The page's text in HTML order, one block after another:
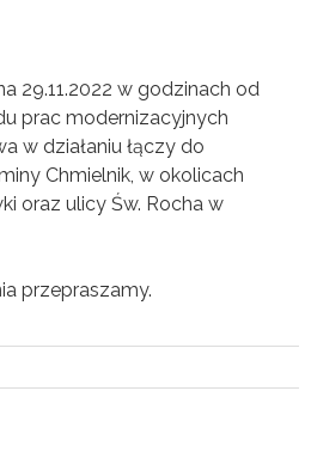
29.11.2022 w godzinach od
prac modernizacyjnych
w działaniu łączy do
Chmielnik, w okolicach
oraz ulicy Św. Rocha w
przepraszamy.